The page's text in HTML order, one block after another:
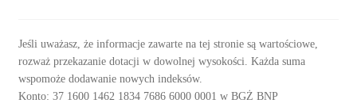
Jeśli uważasz, że informacje zawarte na tej stronie są wartościowe,
rozważ przekazanie dotacji w dowolnej wysokości. Każda suma
wspomoże dodawanie nowych indeksów.
Konto: 37 1600 1462 1834 7686 6000 0001 w BGŻ BNP